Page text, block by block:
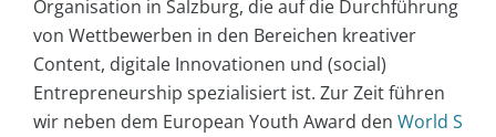
Organisation in Salzburg, die auf die Durchführung
von Wettbewerben in den Bereichen kreativer
Content, digitale Innovationen und (social)
Entrepreneurship spezialisiert ist. Zur Zeit führen
wir neben dem European Youth Award den World S